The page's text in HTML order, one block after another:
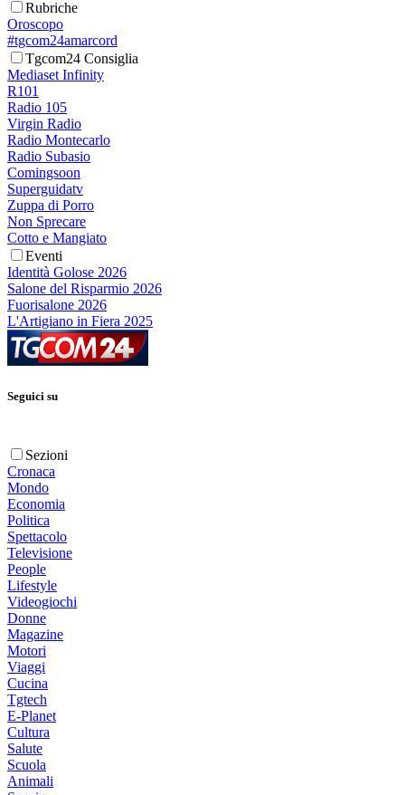
Rubriche
Oroscopo
#tgcom24amarcord
Tgcom24 Consiglia
Mediaset Infinity
R101
Radio 105
Virgin Radio
Radio Montecarlo
Radio Subasio
Comingsoon
Superguidatv
Zuppa di Porro
Non Sprecare
Cotto e Mangiato
Eventi
Identità Golose 2026
Salone del Risparmio 2026
Fuorisalone 2026
L'Artigiano in Fiera 2025
Seguici su
Sezioni
Cronaca
Mondo
Economia
Politica
Spettacolo
Televisione
People
Lifestyle
Videogiochi
Donne
Magazine
Motori
Viaggi
Cucina
Tgtech
E-Planet
Cultura
Salute
Scuola
Animali